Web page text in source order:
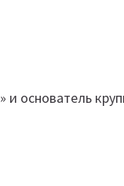
основатель